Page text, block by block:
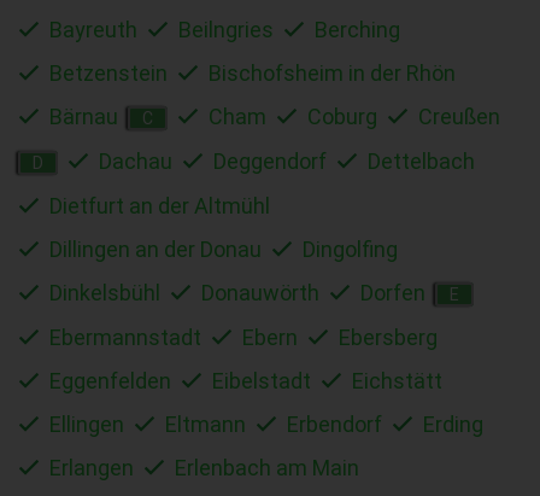
Bayreuth
Beilngries
Berching
Betzenstein
Bischofsheim in der Rhön
Bärnau
C Cham Coburg Creußen
D Dachau Deggendorf
Dettelbach
Dietfurt an der Altmühl
Dillingen an der Donau
Dingolfing
Dinkelsbühl
Donauwörth Dorfen E
Ebermannstadt Ebern
Ebersberg
Eggenfelden
Eibelstadt
Eichstätt
Ellingen
Eltmann Erbendorf
Erding
Erlangen
Erlenbach am Main